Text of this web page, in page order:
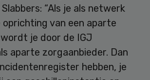
“Als je als netwerk
van een aparte
je door de IGJ
aparte zorgaanbieder. Dan
hebben, je